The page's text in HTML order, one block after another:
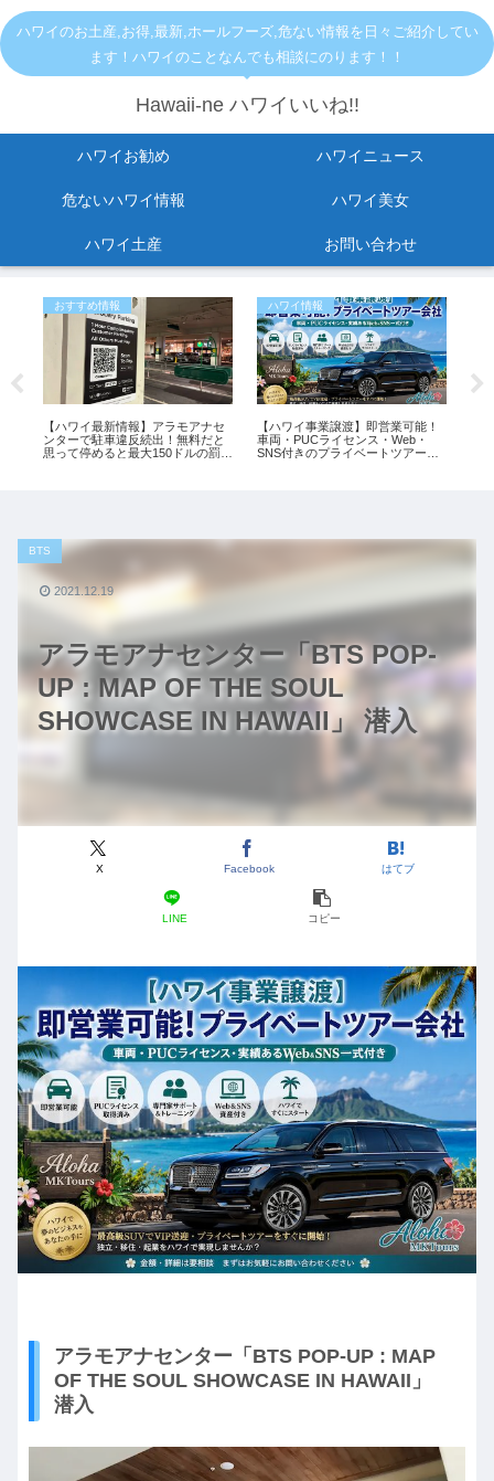
ハワイのお土産,お得,最新,ホールフーズ,危ない情報を日々ご紹介してい
ます！ハワイのことなんでも相談にのります！！
Hawaii-ne ハワイいいね!!
ハワイお勧め ハワイニュース
危ないハワイ情報 ハワイ美女
ハワイ土産 お問い合わせ
おすすめ情報
【ハワイ最新情報】アラモアナセ
ンターで駐車違反続出！無料だと
思って停めると最大150ドルの罰金
ハワイ情報
【ハワイ事業譲渡】即営業可能！
車両・PUCライセンス・Web・
SNS付きのプライベートツアー会
アラモアナセンター「BTS POP-
UP : MAP OF THE SOUL
SHOWCASE IN HAWAII」 潜入
BTS
X Facebook はてブ
LINE コピー
2021.12.19
アラモアナセンター「BTS POP-UP : MAP
OF THE SOUL SHOWCASE IN HAWAII」
潜入